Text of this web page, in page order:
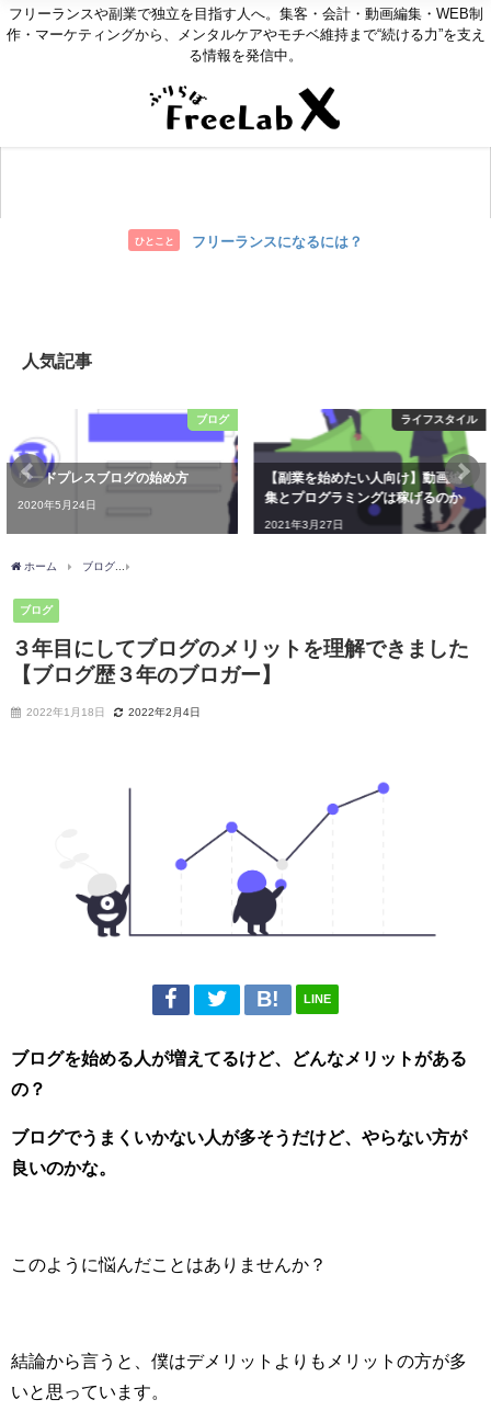
フリーランスや副業で独立を目指す人へ。集客・会計・動画編集・WEB制
作・マーケティングから、メンタルケアやモチベ維持まで“続ける力”を支え
る情報を発信中。
ひとこと フリーランスになるには？
人気記事
ライフスタイル
【副業を始めたい人向け】動画編
集とプログラミングは稼げるのか
ライフスタイル
【公務員の資産運用】FXはやるべ
き？FXを勧める記事のリアルを明
かす
ホーム ブログ
ブログ
３年目にしてブログのメリットを理解できました
【ブログ歴３年のブロガー】
2022年1月18日 2022年2月4日
LINE
ブログを始める人が増えてるけど、どんなメリットがある
の？
ブログでうまくいかない人が多そうだけど、やらない方が
良いのかな。
このように悩んだことはありませんか？
結論から言うと、僕はデメリットよりもメリットの方が多
いと思っています。